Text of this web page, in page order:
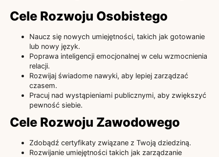
Cele Rozwoju Osobistego
Naucz się nowych umiejętności, takich jak gotowanie
lub nowy język.
Poprawa inteligencji emocjonalnej w celu wzmocnienia
relacji.
Rozwijaj świadome nawyki, aby lepiej zarządzać
czasem.
Pracuj nad wystąpieniami publicznymi, aby zwiększyć
pewność siebie.
Cele Rozwoju Zawodowego
Zdobądź certyfikaty związane z Twoją dziedziną.
Rozwijanie umiejętności takich jak zarządzanie